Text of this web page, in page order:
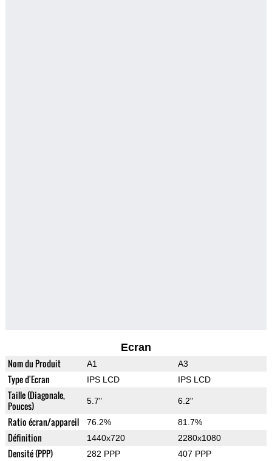
Ecran
Nom du Produit A1 A3
Type d'Ecran IPS LCD IPS LCD
Taille (Diagonale,
Pouces)
5.7" 6.2"
Ratio écran/appareil 76.2% 81.7%
Définition 1440x720 2280x1080
Densité (PPP) 282 PPP 407 PPP